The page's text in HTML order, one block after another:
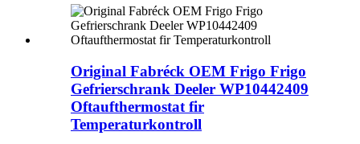
Original Fabréck OEM Frigo Frigo
Gefrierschrank Deeler WP10442409
Oftaufthermostat fir
Temperaturkontroll